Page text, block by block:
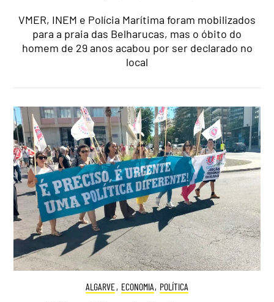
VMER, INEM e Polícia Marítima foram mobilizados
para a praia das Belharucas, mas o óbito do
homem de 29 anos acabou por ser declarado no
local
ALGARVE, ECONOMIA, POLÍTICA